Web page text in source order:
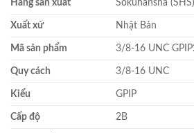
Hãng sản xuất Sokuhansha (SHS)
Xuất xứ Nhật Bản
Mã sản phẩm 3/8-16 UNC
Quy cách 3/8-16 UNC
Kiểu GPIP
Cấp độ 2B